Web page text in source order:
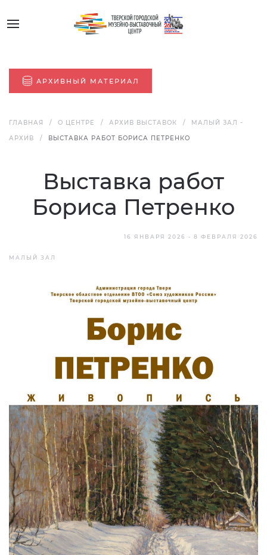
АРХИВНЫЙ МАТЕРИАЛ
ГЛАВНАЯ О ЦЕНТРЕ АРХИВ ВЫСТАВОК
МАЛЫЙ ЗАЛ -
АРХИВ
ВЫСТАВКА РАБОТ БОРИСА ПЕТРЕНКО
Выставка работ
Бориса Петренко
16 ЯНВАРЯ 2026 - 8 ФЕВРАЛЯ 2026
МАЛЫЙ ЗАЛ